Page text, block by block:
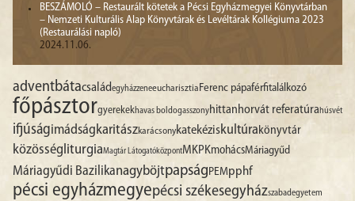
BESZÁMOLÓ – Restaurált kötetek a Pécsi Egyházmegyei Könyvtárban
– Nemzeti Kulturális Alap Könyvtárak és Levéltárak Kollégiuma 2023
(Restaurálási napló)
2024.11.06.
adventbátacsaládegyházzeneeucharisztia Ferenc pápaférfitalálkozó
főpásztorgyerekekhavas boldogasszonyhittanhorvát referatúrahúsvét
ifjúságimádságkaritászkarácsonykatekéziskultúra könyvtár
közösség liturgiaMagtár LátogatóközpontMKPKmohácsMáriagyűd
Máriagyűdi Bazilikanagyböjtpapság PEMpphf
pécsi egyházmegyepécsi székesegyházszabadegyetem